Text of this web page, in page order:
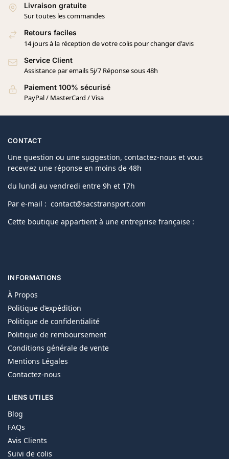
Livraison gratuite
Sur toutes les commandes
Retours faciles
14 jours à la réception de votre colis pour changer d'avis
Service Client
Assistance par emails 5j/7 Réponse sous 48h
Paiement 100% sécurisé
PayPal / MasterCard / Visa
CONTACT
Une question ou une suggestion, contactez-nous et vous
recevrez une réponse en moins de 48h
du lundi au vendredi entre 9h et 17h
Par e-mail : contact@sacstransport.com
Cette boutique appartient à une entreprise française :
INFORMATIONS
À Propos
Politique d’expédition
Politique de confidentialité
Politique de remboursement
Conditions générale de vente
Mentions Légales
Contactez-nous
LIENS UTILES
Blog
FAQs
Avis Clients
Suivi de colis